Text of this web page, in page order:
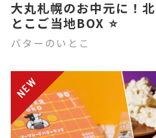
大丸札幌のお中元に！
とこご当地BOX ⭐️
バターのいとこ